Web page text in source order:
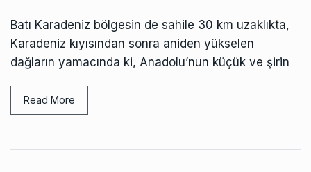
Batı Karadeniz bölgesin de sahile 30 km uzaklıkta,
Karadeniz kıyısından sonra aniden yükselen
dağların yamacında ki, Anadolu’nun küçük ve şirin
Read More